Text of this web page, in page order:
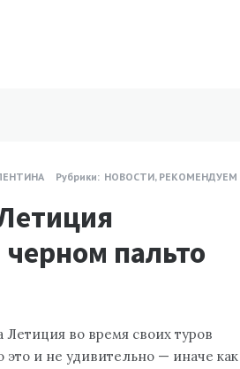
Рубрики: НОВОСТИ, РЕКОМЕНДУЕМ
пальто
во время своих туров
это и не удивительно — иначе как